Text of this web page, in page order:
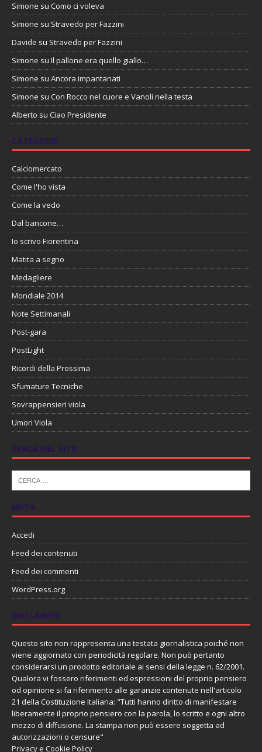
Simone su Como ci voleva
Simone su Stravedo per Fazzini
Davide su Stravedo per Fazzini
Simone su Il pallone era quello giallo…
Simone su Ancora impantanati
Simone su Con Rocco nel cuore e Vanoli nella testa
Alberto su Ciao Presidente
CATEGORIE
Calciomercato
Come l'ho vista
Come la vedo
Dal bancone…
Io scrivo Fiorentina
Matita a segno
Medagliere
Mondiale 2014
Note Settimanali
Post-gara
PostLight
Ricordi della Prossima
Sfumature Tecniche
Sovrappensieri viola
Umori Viola
CERCA NEL SITO
META
Accedi
Feed dei contenuti
Feed dei commenti
WordPress.org
DISCLAIMER
Questo sito non rappresenta una testata giornalistica poiché non
viene aggiornato con periodicità regolare. Non può pertanto
considerarsi un prodotto editoriale ai sensi della legge n. 62/2001.
Qualora vi fossero riferimenti ed espressioni del proprio pensiero
od opinione si fa riferimento alle garanzie contenute nell'articolo
21 della Costituzione Italiana: "Tutti hanno diritto di manifestare
liberamente il proprio pensiero con la parola, lo scritto e ogni altro
mezzo di diffusione. La stampa non può essere soggetta ad
autorizzazioni o censure"
Privacy e Cookie Policy